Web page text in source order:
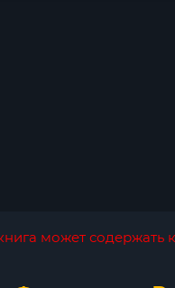
может содержать